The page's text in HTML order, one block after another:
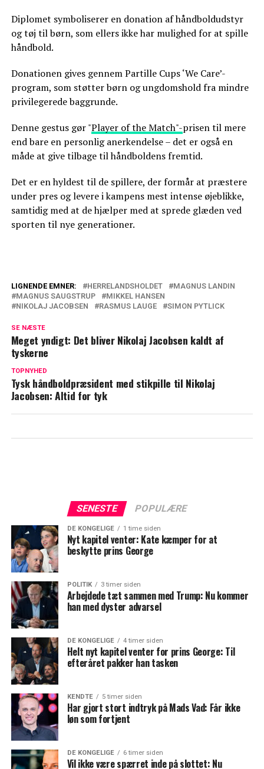
Diplomet symboliserer en donation af håndboldudstyr
og tøj til børn, som ellers ikke har mulighed for at spille
håndbold.
Donationen gives gennem Partille Cups ‘We Care’-
program, som støtter børn og ungdomshold fra mindre
privilegerede baggrunde.
Denne gestus gør "Player of the Match"-prisen til mere
end bare en personlig anerkendelse – det er også en
måde at give tilbage til håndboldens fremtid.
Det er en hyldest til de spillere, der formår at præstere
under pres og levere i kampens mest intense øjeblikke,
samtidig med at de hjælper med at sprede glæden ved
sporten til nye generationer.
Rasmus Lauge skuffet: Derfor sidder han
Nikolaj Jacobsen om særlig hæder:
LIGNENDE EMNER: HERRELANDSHOLDET
MAGNUS LANDIN
MAGNUS SAUGSTRUP
MIKKEL HANSEN
NIKOLAJ JACOBSEN
RASMUS LAUGE SIMON PYTLICK
SE NÆSTE
Meget yndigt: Det bliver Nikolaj Jacobsen kaldt af
tyskerne
TOPNYHED
Tysk håndboldpræsident med stikpille til Nikolaj
Jacobsen: Altid for tyk
SENESTE POPULÆRE
DE KONGELIGE 1 time siden
Nyt kapitel venter: Kate kæmper for at
beskytte prins George
POLITIK 3 timer siden
Arbejdede tæt sammen med Trump: Nu kommer
han med dyster advarsel
DE KONGELIGE 4 timer siden
Helt nyt kapitel venter for prins George: Til
efteråret pakker han tasken
KENDTE 5 timer siden
Har gjort stort indtryk på Mads Vad: Får ikke
løn som fortjent
DE KONGELIGE 6 timer siden
Vil ikke være spærret inde på slottet: Nu